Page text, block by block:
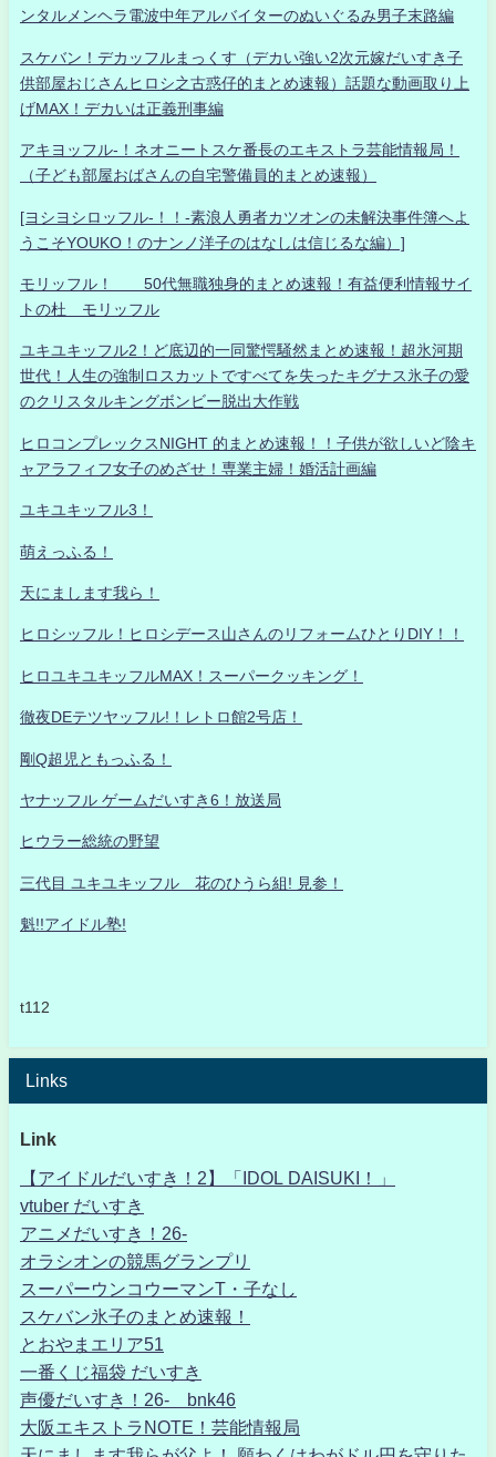
ンタルメンヘラ電波中年アルバイターのぬいぐるみ男子末路編
スケバン！デカッフルまっくす（デカい強い2次元嫁だいすき子
供部屋おじさんヒロシ之古惑仔的まとめ速報）話題な動画取り上
げMAX！デカいは正義刑事編
アキヨッフル-！ネオニートスケ番長のエキストラ芸能情報局！
（子ども部屋おばさんの自宅警備員的まとめ速報）
[ヨシヨシロッフル-！！-素浪人勇者カツオンの未解決事件簿へよ
うこそYOUKO！のナンノ洋子のはなしは信じるな編）]
モリッフル！ 50代無職独身的まとめ速報！有益便利情報サイ
トの杜 モリッフル
ユキユキッフル2！ど底辺的一同驚愕騒然まとめ速報！超氷河期
世代！人生の強制ロスカットですべてを失ったキグナス氷子の愛
のクリスタルキングボンビー脱出大作戦
ヒロコンプレックスNIGHT 的まとめ速報！！子供が欲しいど陰キ
ャアラフィフ女子のめざせ！専業主婦！婚活計画編
ユキユキッフル3！
萌えっふる！
天にまします我ら！
ヒロシッフル！ヒロシデース山さんのリフォームひとりDIY！！
ヒロユキユキッフルMAX！スーパークッキング！
徹夜DEテツヤッフル!！レトロ館2号店！
剛Q超児ともっふる！
ヤナッフル ゲームだいすき6！放送局
ヒウラー総統の野望
三代目 ユキユキッフル 花のひうら組! 見参！
魁!!アイドル塾!
t112
Links
Link
【アイドルだいすき！2】「IDOL DAISUKI！」
vtuber だいすき
アニメだいすき！26-
オラシオンの競馬グランプリ
スーパーウンコウーマンT・子なし
スケバン氷子のまとめ速報！
とおやまエリア51
一番くじ福袋 だいすき
声優だいすき！26- bnk46
大阪エキストラNOTE！芸能情報局